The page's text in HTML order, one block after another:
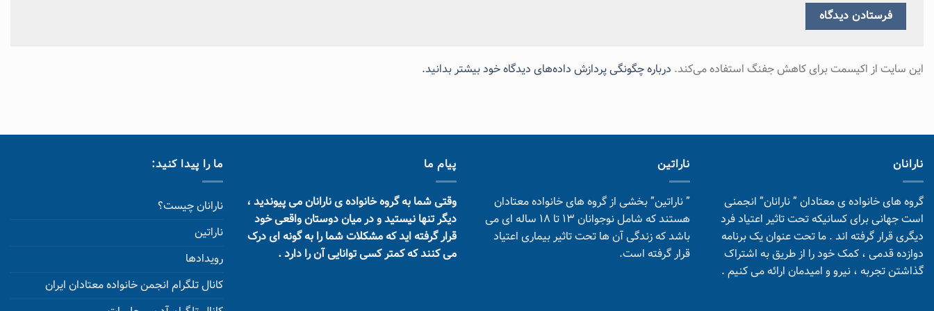
این سایت از اکیسمت برای کاهش جفنگ استفاده می‌کند. درباره چگونگی پردازش داده‌های دیدگاه خود بیشتر بدانید.
نارانان
گروه های خانواده ی معتادان ” نارانان” انجمنی
است جهانی برای کسانیکه تحت تاثیر اعتیاد فرد
دیگری قرار گرفته اند . ما تحت عنوان یک برنامه
دوازده قدمی ، کمک خود را از طریق به اشتراک
گذاشتن تجربه ، نیرو و امیدمان ارائه می کنیم .
ناراتین
” ناراتین” بخشی از گروه های خانواده معتادان
هستند که شامل نوجوانان 13 تا 18 ساله ای می
باشد که زندگی آن ها تحت تاثیر بیماری اعتیاد
قرار گرفته است.
پیام ما
وقتی شما به گروه خانواده ی نارانان می پیوندید ،
دیگر تنها نیستید و در میان دوستان واقعی خود
قرار گرفته اید که مشکلات شما را به گونه ای درک
می کنند که کمتر کسی توانایی آن را دارد .
ما را پیدا کنید:
نارانان چیست؟
ناراتین
رویدادها
کانال تلگرام انجمن خانواده معتادان ایران